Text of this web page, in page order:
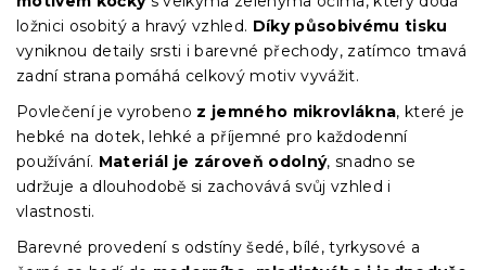
ložnici osobitý a hravý vzhled. Díky působivému tisku
vyniknou detaily srsti i barevné přechody, zatímco tmavá
zadní strana pomáhá celkový motiv vyvážit.
Povlečení je vyrobeno z jemného mikrovlákna, které je
hebké na dotek, lehké a příjemné pro každodenní
používání. Materiál je zároveň odolný, snadno se
udržuje a dlouhodobě si zachovává svůj vzhled i
vlastnosti.
Barevné provedení s odstíny šedé, bílé, tyrkysové a